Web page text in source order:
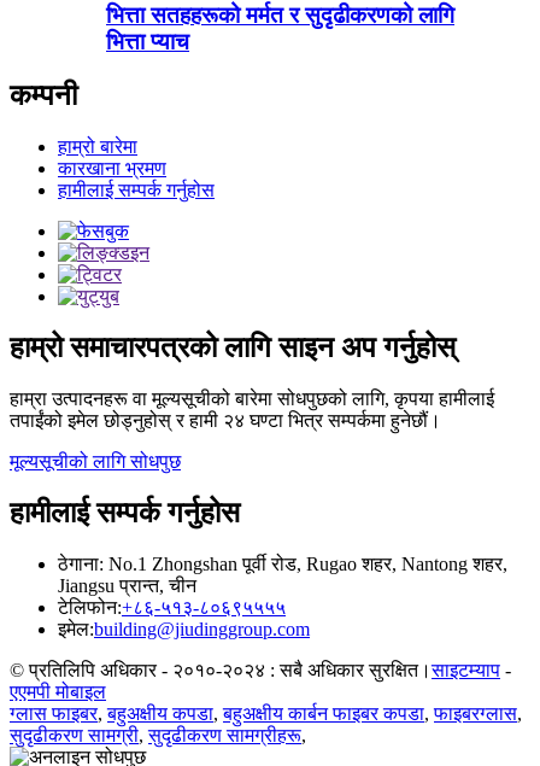
भित्ता सतहहरूको मर्मत र सुदृढीकरणको लागि
भित्ता प्याच
कम्पनी
हाम्रो बारेमा
कारखाना भ्रमण
हामीलाई सम्पर्क गर्नुहोस
हाम्रो समाचारपत्रको लागि साइन अप गर्नुहोस्
हाम्रा उत्पादनहरू वा मूल्यसूचीको बारेमा सोधपुछको लागि, कृपया हामीलाई
तपाईंको इमेल छोड्नुहोस् र हामी २४ घण्टा भित्र सम्पर्कमा हुनेछौं।
मूल्यसूचीको लागि सोधपुछ
हामीलाई सम्पर्क गर्नुहोस
ठेगाना: No.1 Zhongshan पूर्वी रोड, Rugao शहर, Nantong शहर,
Jiangsu प्रान्त, चीन
टेलिफोन:+८६-५१३-८०६९५५५५
इमेल:building@jiudinggroup.com
© प्रतिलिपि अधिकार - २०१०-२०२४ : सबै अधिकार सुरक्षित।साइटम्याप -
एएमपी मोबाइल
ग्लास फाइबर,बहुअक्षीय कपडा,बहुअक्षीय कार्बन फाइबर कपडा,फाइबरग्लास,
सुदृढीकरण सामग्री,सुदृढीकरण सामग्रीहरू,